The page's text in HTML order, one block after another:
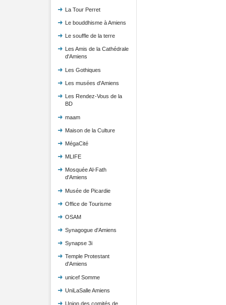
La Tour Perret
Le bouddhisme à Amiens
Le souffle de la terre
Les Amis de la Cathédrale
d'Amiens
Les Gothiques
Les musées d'Amiens
Les Rendez-Vous de la
BD
maam
Maison de la Culture
MégaCité
MLIFE
Mosquée Al-Fath
d'Amiens
Musée de Picardie
Office de Tourisme
OSAM
Synagogue d'Amiens
Synapse 3i
Temple Protestant
d'Amiens
unicef Somme
UniLaSalle Amiens
Union des comités de